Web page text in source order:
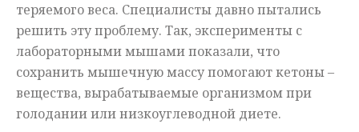
теряемого веса. Специалисты давно пытались
решить эту проблему. Так, эксперименты с
лабораторными мышами показали, что
сохранить мышечную массу помогают кетоны –
вещества, вырабатываемые организмом при
голодании или низкоуглеводной диете.